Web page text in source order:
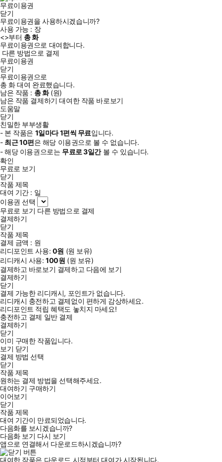
무료이용권
닫기
무료이용권을 사용하시겠습니까?
사용 가능 : 장
<>부터 총화
무료이용권으로 대여합니다.
다른 방법으로 결제
무료이용권
닫기
무료이용권으로
총 화대여 완료했습니다.
남은 작품 : 총화(원)
남은 작품 결제하기 대여한 작품 바로보기
도움말
닫기
친밀한 부부생활
- 본 작품은 1일마다1편씩 무료입니다.
- 최근10편은 해당 이용권으로 볼 수 없습니다.
- 해당 이용권으로는 무료로3일간볼 수 있습니다.
확인
무료로 보기
닫기
작품 제목
대여 기간 : 일
이용권 선택
무료로 보기 다른 방법으로 결제
결제하기
닫기
작품 제목
결제 금액 : 원
리디포인트 사용: 0원 (원 보유)
리디캐시 사용:100원 (원 보유)
결제하고 바로보기 결제하고 다음에 보기
결제하기
닫기
결제 가능한 리디캐시, 포인트가 없습니다.
리디캐시 충전하고 결제없이 편하게 감상하세요.
리디포인트 적립 혜택도 놓치지 마세요!
충전하고 결제 일반 결제
결제하기
닫기
이미 구매한 작품입니다.
보기 닫기
결제 방법 선택
닫기
작품 제목
원하는 결제 방법을 선택해주세요.
대여하기 구매하기
이어보기
닫기
작품 제목
대여 기간이 만료되었습니다.
다음화를 보시겠습니까?
다음화 보기 다시 보기
앱으로 연결해서 다운로드하시겠습니까?
대여한 작품은 다운로드 시점부터 대여가 시작됩니다.